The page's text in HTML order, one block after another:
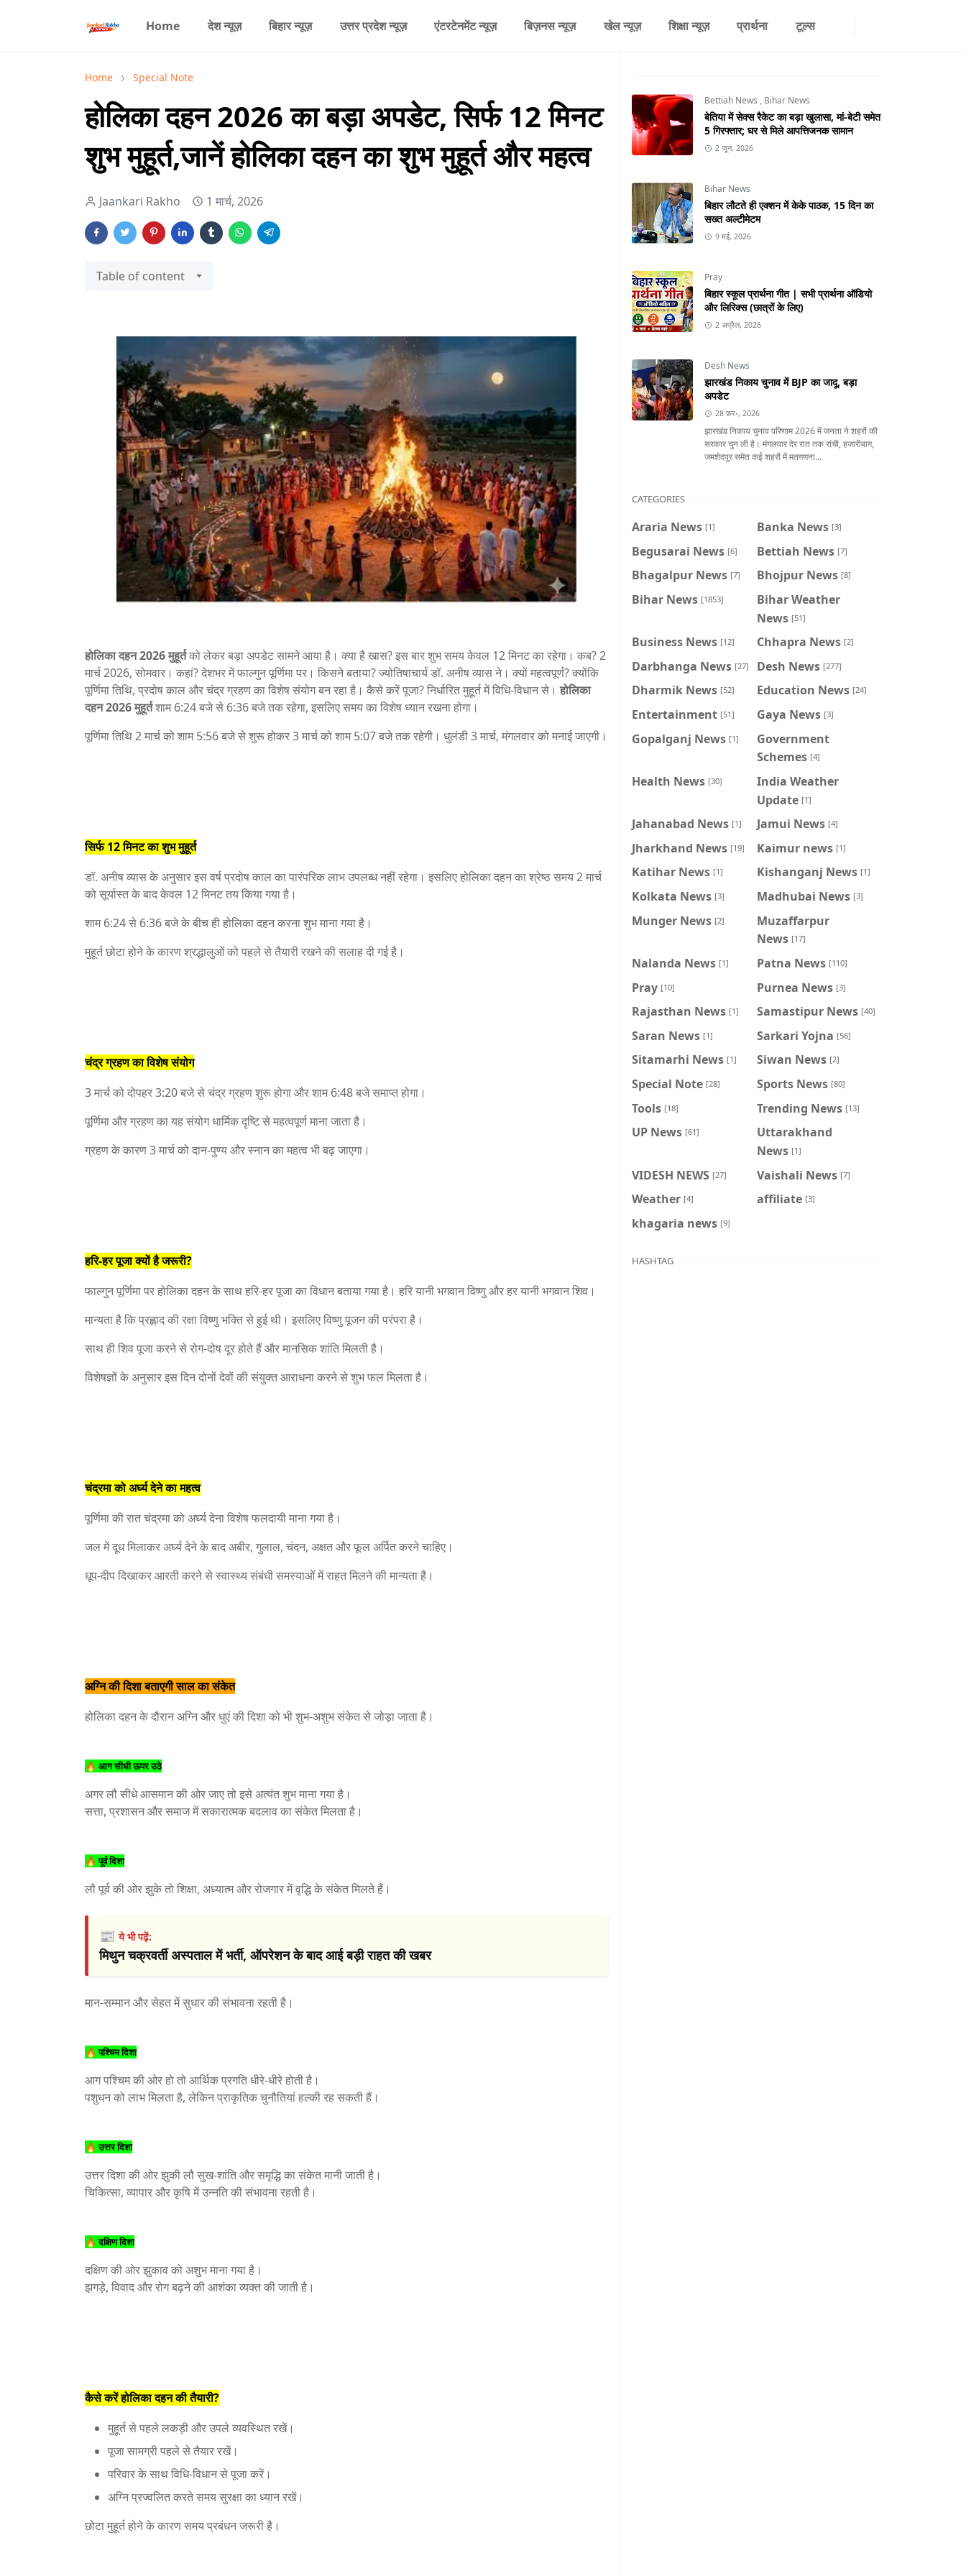
Home देश न्यूज़ बिहार न्यूज़ उत्तर प्रदेश न्यूज़ एंटरटेनमेंट न्यूज़ बिज़नस न्यूज़ खेल न्यूज़ शिक्षा न्यूज़ प्रार्थना टूल्स
Home Special Note
होलिका दहन 2026 का बड़ा अपडेट, सिर्फ 12 मिनट
शुभ मुहूर्त,जानें होलिका दहन का शुभ मुहूर्त और महत्व
Jaankari Rakho 1 मार्च, 2026
Table of content
होलिका दहन 2026 मुहूर्तको लेकर बड़ा अपडेट सामने आया है। क्या है खास? इस बार शुभ समय केवल 12 मिनट का रहेगा। कब? 2
मार्च 2026, सोमवार। कहां? देशभर में फाल्गुन पूर्णिमा पर। किसने बताया? ज्योतिषाचार्य डॉ. अनीष व्यास ने। क्यों महत्वपूर्ण? क्योंकि
पूर्णिमा तिथि, प्रदोष काल और चंद्र ग्रहण का विशेष संयोग बन रहा है। कैसे करें पूजा? निर्धारित मुहूर्त में विधि-विधान से।होलिका
दहन 2026 मुहूर्तशाम 6:24 बजे से 6:36 बजे तक रहेगा, इसलिए समय का विशेष ध्यान रखना होगा।
पूर्णिमा तिथि 2 मार्च को शाम 5:56 बजे से शुरू होकर 3 मार्च को शाम 5:07 बजे तक रहेगी। धुलंडी 3 मार्च, मंगलवार को मनाई जाएगी।
सिर्फ 12 मिनट का शुभ मुहूर्त
डॉ. अनीष व्यास के अनुसार इस वर्ष प्रदोष काल का पारंपरिक लाभ उपलब्ध नहीं रहेगा। इसलिए होलिका दहन का श्रेष्ठ समय 2 मार्च
को सूर्यास्त के बाद केवल 12 मिनट तय किया गया है।
शाम 6:24 से 6:36 बजे के बीच ही होलिका दहन करना शुभ माना गया है।
मुहूर्त छोटा होने के कारण श्रद्धालुओं को पहले से तैयारी रखने की सलाह दी गई है।
चंद्र ग्रहण का विशेष संयोग
3 मार्च को दोपहर 3:20 बजे से चंद्र ग्रहण शुरू होगा और शाम 6:48 बजे समाप्त होगा।
पूर्णिमा और ग्रहण का यह संयोग धार्मिक दृष्टि से महत्वपूर्ण माना जाता है।
ग्रहण के कारण 3 मार्च को दान-पुण्य और स्नान का महत्व भी बढ़ जाएगा।
हरि-हर पूजा क्यों है जरूरी?
फाल्गुन पूर्णिमा पर होलिका दहन के साथ हरि-हर पूजा का विधान बताया गया है। हरि यानी भगवान विष्णु और हर यानी भगवान शिव।
मान्यता है कि प्रह्लाद की रक्षा विष्णु भक्ति से हुई थी। इसलिए विष्णु पूजन की परंपरा है।
साथ ही शिव पूजा करने से रोग-दोष दूर होते हैं और मानसिक शांति मिलती है।
विशेषज्ञों के अनुसार इस दिन दोनों देवों की संयुक्त आराधना करने से शुभ फल मिलता है।
चंद्रमा को अर्घ्य देने का महत्व
पूर्णिमा की रात चंद्रमा को अर्घ्य देना विशेष फलदायी माना गया है।
जल में दूध मिलाकर अर्घ्य देने के बाद अबीर, गुलाल, चंदन, अक्षत और फूल अर्पित करने चाहिए।
धूप-दीप दिखाकर आरती करने से स्वास्थ्य संबंधी समस्याओं में राहत मिलने की मान्यता है।
अग्नि की दिशा बताएगी साल का संकेत
होलिका दहन के दौरान अग्नि और धुएं की दिशा को भी शुभ-अशुभ संकेत से जोड़ा जाता है।
🔥 आग सीधी ऊपर उठे
अगर लौ सीधे आसमान की ओर जाए तो इसे अत्यंत शुभ माना गया है।
सत्ता, प्रशासन और समाज में सकारात्मक बदलाव का संकेत मिलता है।
🔥 पूर्व दिशा
लौ पूर्व की ओर झुके तो शिक्षा, अध्यात्म और रोजगार में वृद्धि के संकेत मिलते हैं।
📰ये भी पढ़ें:
मिथुन चक्रवर्ती अस्पताल में भर्ती, ऑपरेशन के बाद आई बड़ी राहत की खबर
मान-सम्मान और सेहत में सुधार की संभावना रहती है।
🔥 पश्चिम दिशा
आग पश्चिम की ओर हो तो आर्थिक प्रगति धीरे-धीरे होती है।
पशुधन को लाभ मिलता है, लेकिन प्राकृतिक चुनौतियां हल्की रह सकती हैं।
🔥 उत्तर दिशा
उत्तर दिशा की ओर झुकी लौ सुख-शांति और समृद्धि का संकेत मानी जाती है।
चिकित्सा, व्यापार और कृषि में उन्नति की संभावना रहती है।
🔥 दक्षिण दिशा
दक्षिण की ओर झुकाव को अशुभ माना गया है।
झगड़े, विवाद और रोग बढ़ने की आशंका व्यक्त की जाती है।
कैसे करें होलिका दहन की तैयारी?
मुहूर्त से पहले लकड़ी और उपले व्यवस्थित रखें।
पूजा सामग्री पहले से तैयार रखें।
परिवार के साथ विधि-विधान से पूजा करें।
अग्नि प्रज्वलित करते समय सुरक्षा का ध्यान रखें।
छोटा मुहूर्त होने के कारण समय प्रबंधन जरूरी है।
Bettiah News , Bihar News
बेतिया में सेक्स रैकेट का बड़ा खुलासा, मां-बेटी समेत
5 गिरफ्तार; घर से मिले आपत्तिजनक सामान
2 जून, 2026
Bihar News
बिहार लौटते ही एक्शन में केके पाठक, 15 दिन का
सख्त अल्टीमेटम
9 मई, 2026
Pray
बिहार स्कूल प्रार्थना गीत | सभी प्रार्थना ऑडियो
और लिरिक्स (छात्रों के लिए)
2 अप्रैल, 2026
Desh News
झारखंड निकाय चुनाव में BJP का जादू, बड़ा
अपडेट
28 फ़र॰, 2026
झारखंड निकाय चुनाव परिणाम 2026 में जनता ने शहरों की
सरकार चुन ली है। मंगलवार देर रात तक रांची, हजारीबाग,
जमशेदपुर समेत कई शहरों में मतगणना...
CATEGORIES
Araria News [1] Banka News [3]
Begusarai News [6] Bettiah News [7]
Bhagalpur News [7] Bhojpur News [8]
Bihar News [1853]
Bihar Weather
News [51]
Business News [12] Chhapra News [2]
Darbhanga News [27] Desh News [277]
Dharmik News [52] Education News [24]
Entertainment [51] Gaya News [3]
Gopalganj News [1]
Government
Schemes [4]
Health News [30]
India Weather
Update [1]
Jahanabad News [1] Jamui News [4]
Jharkhand News [19] Kaimur news [1]
Katihar News [1] Kishanganj News [1]
Kolkata News [3] Madhubai News [3]
Munger News [2]
Muzaffarpur
News [17]
Nalanda News [1] Patna News [110]
Pray [10] Purnea News [3]
Rajasthan News [1] Samastipur News [40]
Saran News [1] Sarkari Yojna [56]
Sitamarhi News [1] Siwan News [2]
Special Note [28] Sports News [80]
Tools [18] Trending News [13]
UP News [61]
Uttarakhand
News [1]
VIDESH NEWS [27] Vaishali News [7]
Weather [4] affiliate [3]
khagaria news [9]
HASHTAG